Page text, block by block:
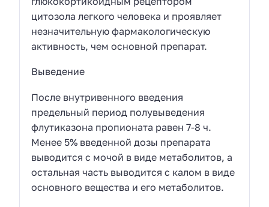
цитозола легкого человека и проявляет
незначительную фармакологическую
активность, чем основной препарат.
Выведение
После внутривенного введения
предельный период полувыведения
флутиказона пропионата равен 7-8 ч.
Менее 5% введенной дозы препарата
выводится с мочой в виде метаболитов, а
остальная часть выводится с калом в виде
основного вещества и его метаболитов.